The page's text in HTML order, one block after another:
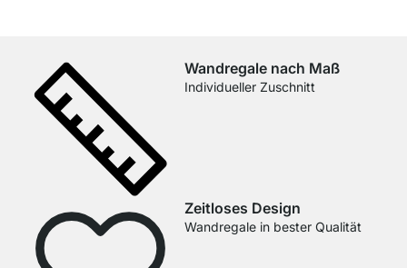
Wandregale nach Maß
Individueller Zuschnitt
Zeitloses Design
Wandregale in bester Qualität